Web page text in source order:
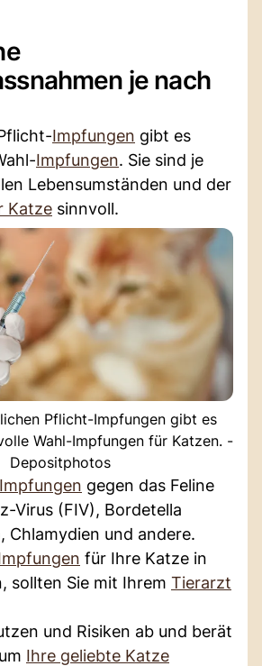
je nach
Impfungen gibt es
Impfungen. Sie sind je
Lebensumständen und der
Katze sinnvoll.
Pflicht-Impfungen gibt es
Wahl-Impfungen für Katzen. -
Depositphotos
Impfungen gegen das Feline
Virus (FIV), Bordetella
Chlamydien und andere.
für Ihre Katze in
sollten Sie mit Ihrem Tierarzt
und Risiken ab und berät
Ihre geliebte Katze